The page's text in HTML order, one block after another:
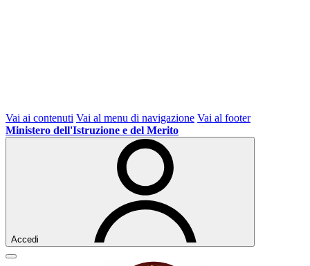
Vai ai contenuti Vai al menu di navigazione Vai al footer
Ministero dell'Istruzione e del Merito
Accedi